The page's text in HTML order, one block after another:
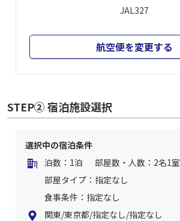
JAL327
航空便を変更する
STEP② 宿泊施設選択
選択中の宿泊条件
泊数：1泊
部屋数・人数：2名1室
部屋タイプ：指定なし
食事条件：指定なし
関東/東京都/指定なし/指定なし